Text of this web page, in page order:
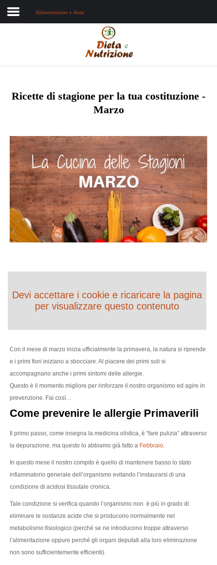
Dieta e nutrizione
Alimentazione e dieta
Ricette di stagione per la tua costituzione -
Marzo
Devi accettare i cookie e ricaricare la pagina
per visualizzare questo contenuto
Con il mese di marzo inizia ufficialmente la primavera, la natura si riprende
e i primi fiori iniziano a sbocciare. Al piacere dei primi soli si
accompagnano anche i primi sintomi delle allergie.
Questo è il momento migliore per rinforzare il nostro organismo ed agire in
prevenzione. Fai così…
Come prevenire le allergie Primaverili
Il primo passo, come insegna la medicina olistica, è “fare pulizia” attraverso
la depurazione, ma questo lo abbiamo già fatto a Febbraio
In questo mese il nostro compito è quello di mantenere basso lo stato
infiammatorio generale dell’organismo evitando l’instaurarsi di una
condizione di acidosi tissutale cronica.
Tale condizione si verifica quando l’organismo non è più in grado di
eliminare le sostanze acide che si producono normalmente nel
metabolismo fisiologico (perché se ne introducono troppe attraverso
l’alimentazione oppure perché gli organi deputati alla loro eliminazione
non sono sufficientemente efficienti).